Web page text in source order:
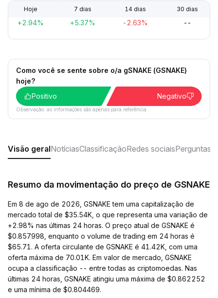
Hoje 7 dias 14 dias 30 dias
+2.94% +5.37% -2.63% --
Como você se sente sobre o/a gSNAKE (GSNAKE)
hoje?
Positivo
Negativo
Observação: as informações são apenas para referência.
Visão geralNotíciasClassificaçãoRedes sociaisPerguntas
Resumo da movimentação do preço de GSNAKE
Em 8 de ago de 2026, GSNAKE tem uma capitalização de
mercado total de $35.54K, o que representa uma variação de
+2.98% nas últimas 24 horas. O preço atual de GSNAKE é
$0.857998, enquanto o volume de trading em 24 horas é
$65.71. A oferta circulante de GSNAKE é 41.42K, com uma
oferta máxima de 70.01K. Em valor de mercado, GSNAKE
ocupa a classificação -- entre todas as criptomoedas. Nas
últimas 24 horas, GSNAKE atingiu uma máxima de $0.862252
e uma mínima de $0.804469.